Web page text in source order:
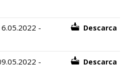
-
Descarca
-
Descarca